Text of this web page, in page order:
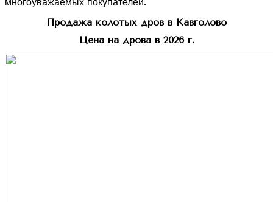
Продажа колотых дров в Кавголово
Цена на дрова в 2026 г.